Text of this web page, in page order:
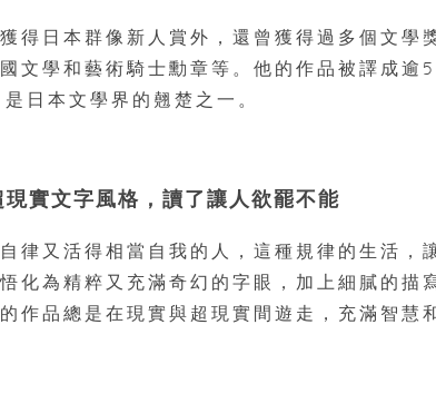
得日本群像新人賞外，還曾獲得過多個文學
文學和藝術騎士勳章等。他的作品被譯成逾
日本文學界的翹楚之一。
實文字風格，讀了讓人欲罷不能
律又活得相當自我的人，這種規律的生活，
化為精粹又充滿奇幻的字眼，加上細膩的描
作品總是在現實與超現實間遊走，充滿智慧